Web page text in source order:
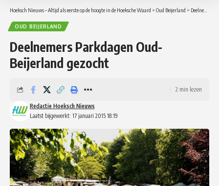
Hoeksch Nieuws – Altijd als eerste op de hoogte in de Hoeksche Waard > Oud Beijerland > Deelnemers Parkdagen Oud-Beijerland gezocht
OUD BEIJERLAND
Deelnemers Parkdagen Oud-
Beijerland gezocht
Laatst bijgewerkt: 17 januari 2015 18:19
Redactie Hoeksch Nieuws
2 min lezen